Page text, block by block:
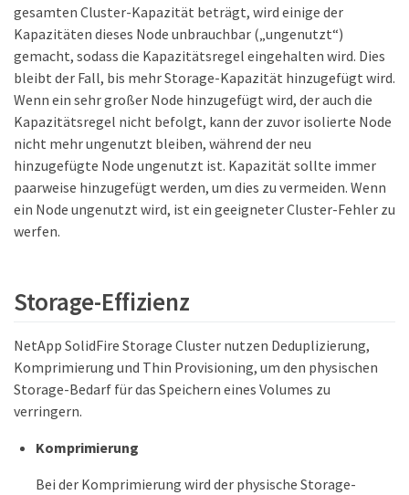
gesamten Cluster-Kapazität beträgt, wird einige der
Kapazitäten dieses Node unbrauchbar („ungenutzt“)
gemacht, sodass die Kapazitätsregel eingehalten wird. Dies
bleibt der Fall, bis mehr Storage-Kapazität hinzugefügt wird.
Wenn ein sehr großer Node hinzugefügt wird, der auch die
Kapazitätsregel nicht befolgt, kann der zuvor isolierte Node
nicht mehr ungenutzt bleiben, während der neu
hinzugefügte Node ungenutzt ist. Kapazität sollte immer
paarweise hinzugefügt werden, um dies zu vermeiden. Wenn
ein Node ungenutzt wird, ist ein geeigneter Cluster-Fehler zu
werfen.
Storage-Effizienz
NetApp SolidFire Storage Cluster nutzen Deduplizierung,
Komprimierung und Thin Provisioning, um den physischen
Storage-Bedarf für das Speichern eines Volumes zu
verringern.
Komprimierung
Bei der Komprimierung wird der physische Storage-